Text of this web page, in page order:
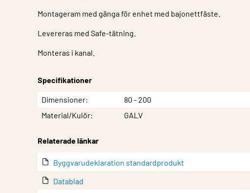
Montageram med gänga för enhet med bajonettfäste.
Levereras med Safe-tätning.
Monteras i kanal.
Specifikationer
EgenskapVärde
Dimensioner
80 - 200
Material/Kulör
GALV
Relaterade länkar
Byggvarudeklaration standardprodukt
Datablad